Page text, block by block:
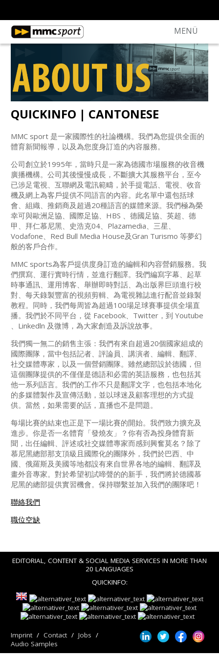
MENÜ
QUICKINFO | CANTONESE
MMC sport 是一家國際性的社論機構。我們為您提供全面的
體育新聞報導，以及為您度身訂造的內容服務。
公司創立於1995年，當時只是一家為德國市場服務的收音機
廣播機構。公司其後慢慢成長，不斷擴大其服務平台，至今
已涉足電視、互聯網及電訊範疇，於手提電話、電視、收音
機及網上為客戶提供不同語言的內容。此名單中還包括球
會、組織、推銷商及超過20種語言的媒體來源。我們極為榮
幸可與歐洲足協、國際足協、HBS 、德國足協、英超、德
甲、拜仁慕尼黑、史浩克04、Plazamedia、三星、
Vodafone、Red Bull Media House及Gran Turismo 等夢幻
般的客戶合作。
MMC sports為客戶提供度身訂造的編輯和內容營銷服務。我
們撰寫、運行實時行情，並進行翻譯。我們編寫字幕、起草
時事通訊、運用博客、舉辦即時對話、為出版界巨頭進行校
對、每天錄製豐富的視頻剪輯、為電視雜誌進行配音並錄製
教程。同時，我們每周皆為超過100場足球賽事提供全場直
播。我們於不同平台，從 Facebook、Twitter，到 Youtube
、Linkedln 及微博，為大家創造及訴說故事。
我們獨一無二的銷售主張：我們有來自超過20個國家組成的
國際團隊，當中包括記者、評論員、講演者、編輯、翻譯、
社交媒體專家，以及一個營銷團隊。雖然總部設於德國，但
這個團隊提供的不僅僅是德語和必需的英語服務，也包括其
他一系列語言。我們的工作不只是翻譯文字，也包括本地化
的多媒體製作及宣傳活動，並以球迷及顧客理想的方式提
供。當然，如果需要的話，直播也不是問題。
每場比賽的結束也正是下一場比賽的開始。我們致力擴充及
進步。你是否一名體育「發燒友」？你有否為投身體育新
聞，出任編輯、評述或社交媒體專家而感到興奮莫名？除了
慕尼黑總部那支頂級且國際化的團隊外，我們於巴西、中
國、俄羅斯及美國等地都設有來自世界各地的編輯、翻譯及
畫外音專家。對於希望初試啼聲的的新手，我們將於德國慕
尼黑的總部提供實習機會。保持聯繫並加入我們的團隊吧！
聯絡我們
職位空缺
EDITORIAL, CONTENT & SOCIAL MEDIA SERVICES IN MORE THAN
20 LANGUAGES
QUICKINFO:
Imprint Contact
Jobs
Audio Samples